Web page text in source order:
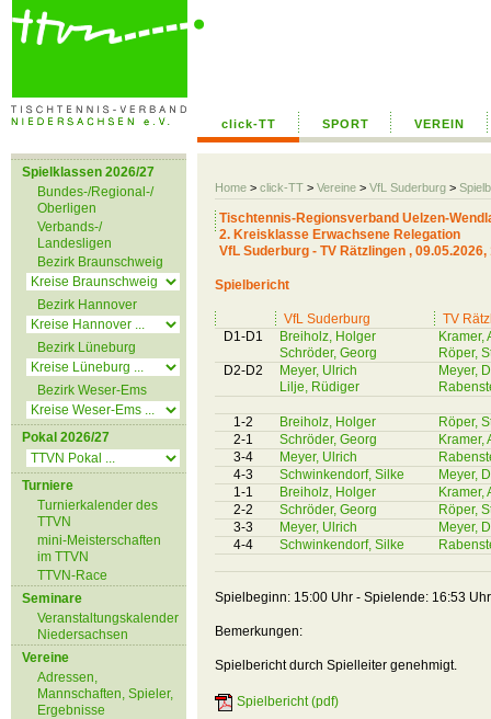
click-TT SPORT VEREIN
Home > click-TT > Vereine > VfL Suderburg >
Spielklassen 2026/27
Bundes-/Regional-/
Oberligen
Verbands-/
Landesligen
Bezirk Braunschweig
Bezirk Hannover
Bezirk Lüneburg
Bezirk Weser-Ems
Pokal 2026/27
Turniere
Turnierkalender des
TTVN
mini-Meisterschaften
im TTVN
TTVN-Race
Seminare
Veranstaltungskalender
Niedersachsen
Vereine
Adressen,
Mannschaften, Spieler,
Ergebnisse
Tischtennis-Regionsverband Uelzen-
2. Kreisklasse Erwachsene Relegation
VfL Suderburg - TV Rätzlingen ,
Spielbericht
VfL Suderburg
TV
D1-D1
Breiholz, Holger
Schröder, Georg
Kramer,
Röper,
D2-D2
Meyer, Ulrich
Lilje, Rüdiger
Meyer,
1-2 Breiholz, Holger
Röper,
2-1
Schröder, Georg
Kramer,
3-4
Meyer, Ulrich
4-3
Schwinkendorf, Silke
Meyer,
1-1
Breiholz, Holger
Kramer,
2-2
Schröder, Georg
Röper,
3-3
Meyer, Ulrich
Meyer,
4-4
Schwinkendorf, Silke
Spielbeginn: 15:00 Uhr - Spielende: 16:53 Uhr
Bemerkungen:
Spielbericht durch Spielleiter genehmigt.
Spielbericht (pdf)